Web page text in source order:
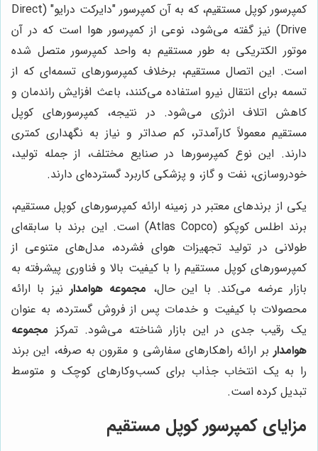
کمپرسور کوپل مستقیم، که به آن کمپرسور "دایرکت درایو" (Direct
Drive) نیز گفته می‌شود، نوعی از کمپرسور هوا است که در آن
موتور الکتریکی به طور مستقیم به واحد کمپرسور متصل شده
است. این اتصال مستقیم، برخلاف کمپرسورهای تسمه‌ای که از
تسمه برای انتقال نیرو استفاده می‌کنند، باعث افزایش راندمان و
کاهش اتلاف انرژی می‌شود. در نتیجه، کمپرسورهای کوپل
مستقیم معمولاً کارآمدتر، کم صداتر و نیاز به نگهداری کمتری
دارند. این نوع کمپرسورها در صنایع مختلف، از جمله تولید،
خودروسازی، نفت و گاز، و پزشکی کاربرد گسترده‌ای دارند.
یکی از برندهای معتبر در زمینه ارائه کمپرسورهای کوپل مستقیم،
برند اطلس کوپکو (Atlas Copco) است. این برند با سابقه‌ای
طولانی در تولید تجهیزات هوای فشرده، مدل‌های متنوعی از
کمپرسورهای کوپل مستقیم را با کیفیت بالا و فناوری پیشرفته به
بازار عرضه می‌کند. با این حال، مجموعه هوامدار نیز با ارائه
محصولات با کیفیت و خدمات پس از فروش گسترده، به عنوان
یک رقیب جدی در این بازار شناخته می‌شود. تمرکز مجموعه
هوامدار بر ارائه راهکارهای سفارشی و مقرون به صرفه، این برند
را به یک انتخاب جذاب برای کسب‌وکارهای کوچک و متوسط
تبدیل کرده است.
مزایای کمپرسور کوپل مستقیم